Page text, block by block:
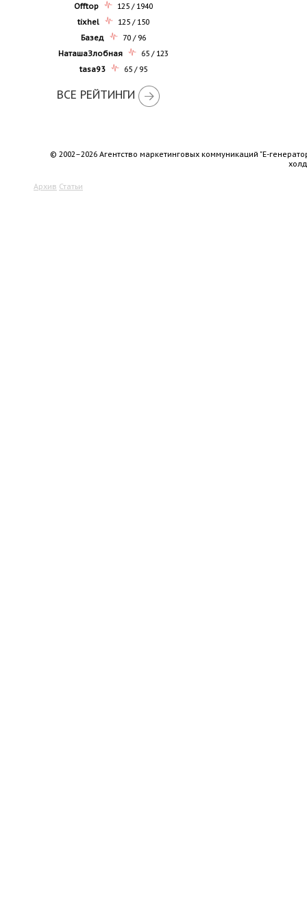
Offtop
125 / 1940
tixhel
125 / 150
Базед
70 / 96
НаташаЗлобная
65 / 123
tasa93
65 / 95
ВСЕ РЕЙТИНГИ
© 2002–2026 Агентство маркетинговых коммуникаций "Е-
Архив Статьи